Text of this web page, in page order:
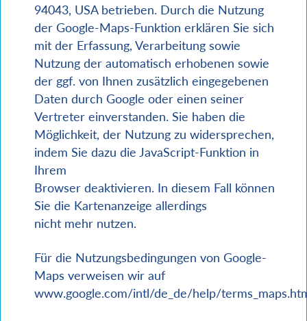
94043, USA betrieben. Durch die Nutzung
der Google-Maps-Funktion erklären Sie sich
mit der Erfassung, Verarbeitung sowie
Nutzung der automatisch erhobenen sowie
der ggf. von Ihnen zusätzlich eingegebenen
Daten durch Google oder einen seiner
Vertreter einverstanden. Sie haben die
Möglichkeit, der Nutzung zu widersprechen,
indem Sie dazu die JavaScript-Funktion in
Ihrem
Browser deaktivieren. In diesem Fall können
Sie die Kartenanzeige allerdings
nicht mehr nutzen.
Für die Nutzungsbedingungen von Google-
Maps verweisen wir auf
www.google.com/intl/de_de/help/